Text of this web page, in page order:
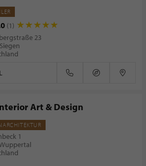
(1)
23
Art & Design
1